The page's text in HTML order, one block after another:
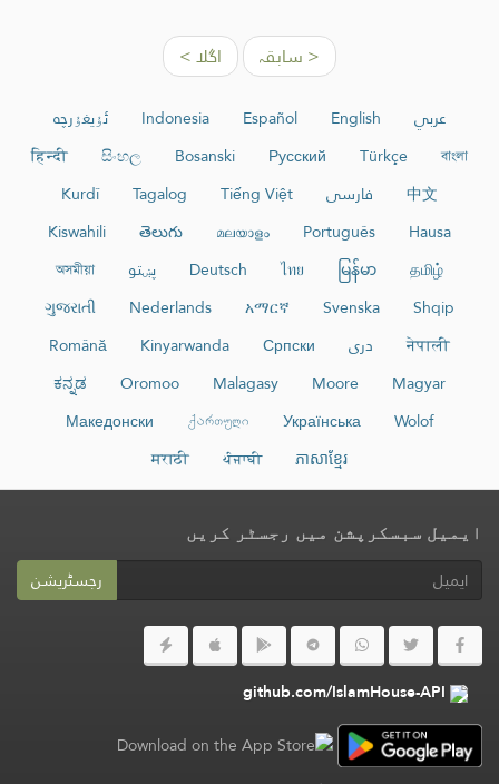
< سابقہ اگلا >
عربي English
Español
Indonesia
ئۇيغۇرچە
বাংলা
Türkçe
Русский
Bosanski
සිංහල
हिन्दी
中文
فارسی Tiếng Việt
Tagalog
Kurdî
Hausa
Português
മലയാളം
తెలుగు
Kiswahili
தமிழ்
မြန်မာ
ไทย
Deutsch پښتو
অসমীয়া
Shqip
Svenska
አማርኛ
Nederlands
ગુજરાતી
नेपाली
دری Српски
Kinyarwanda
Română
Magyar
Moore
Malagasy
Oromoo
ಕನ್ನಡ
Wolof
Українська
ქართული
Македонски
ភាសាខ្មែរ
ਪੰਜਾਬੀ
मराठी
ایمیل سبسکرپشن میں رجسٹر کریں
رجسٹریشن
github.com/IslamHouse-API